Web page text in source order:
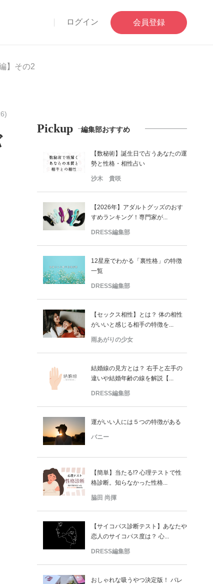
ログイン 会員登録
】その2
Pickup 編集部おすすめ
【数秘術】誕生日で占うあなたの運
勢と性格・相性占い
沙木 貴咲
【2026年】アダルトグッズのおす
すめランキング！専門家が...
DRESS編集部
12星座でわかる「裏性格」の特徴
一覧
DRESS編集部
【セックス相性】とは？ 体の相性
がいいと感じる相手の特徴を...
雨あがりの少女
結婚線の見方とは？ 右手と左手の
違いや結婚年齢の線を解説【...
DRESS編集部
運がいい人には５つの特徴がある
バニー
【簡単】当たる!? 心理テストで性
格診断。知らなかった性格...
脇田 尚揮
【サイコパス診断テスト】あなたや
恋人のサイコパス度は？ 心...
DRESS編集部
おしゃれな吸うやつ決定版！ バレ